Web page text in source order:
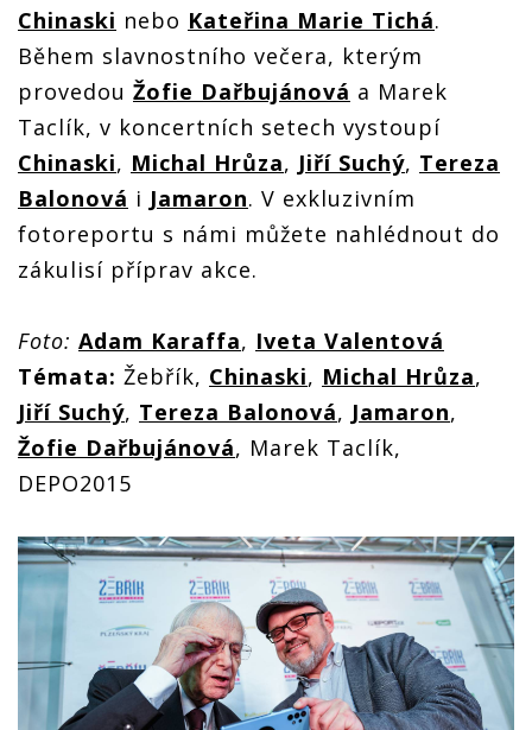
Chinaski nebo Kateřina Marie Tichá.
Během slavnostního večera, kterým
provedou Žofie Dařbujánová a Marek
Taclík, v koncertních setech vystoupí
Chinaski, Michal Hrůza, Jiří Suchý, Tereza
Balonová i Jamaron. V exkluzivním
fotoreportu s námi můžete nahlédnout do
zákulisí příprav akce.
Foto: Adam Karaffa, Iveta Valentová
Témata: Žebřík, Chinaski, Michal Hrůza,
Jiří Suchý, Tereza Balonová, Jamaron,
Žofie Dařbujánová, Marek Taclík,
DEPO2015